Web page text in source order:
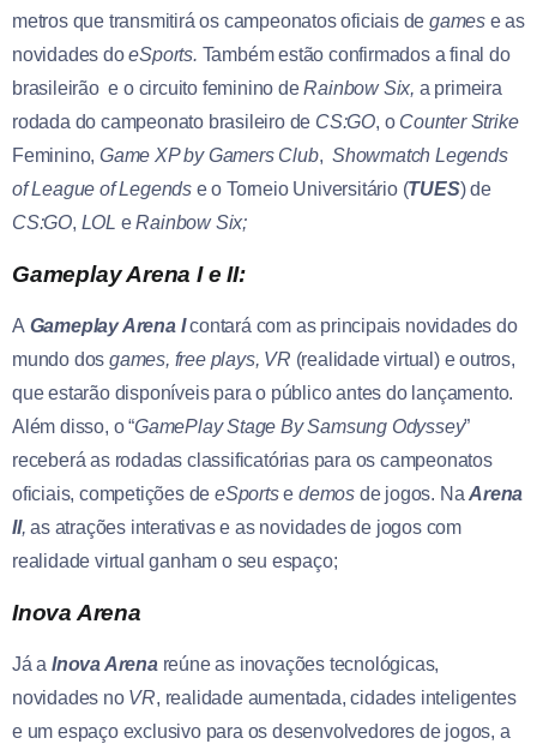
metros que transmitirá os campeonatos oficiais de games e as
novidades doeSports. Também estão confirmados a final do
brasileirão e o circuito feminino deRainbow Six, a primeira
rodada do campeonato brasileiro de CS:GO, o Counter Strike
Feminino,Game XP by Gamers Club,Showmatch Legends
of League of Legends e o Torneio Universitário (TUES) de
CS:GO, LOL eRainbow Six;
Gameplay Arena I e II:
A Gameplay Arena Icontará com as principais novidades do
mundo dosgames, free plays, VR (realidade virtual) e outros,
que estarão disponíveis para o público antes do lançamento.
Além disso, o “GamePlay Stage By Samsung Odyssey”
receberá as rodadas classificatórias para os campeonatos
oficiais, competições deeSportsedemos de jogos. NaArena
II,as atrações interativas e as novidades de jogos com
realidade virtual ganham o seu espaço;
Inova Arena
Já a Inova Arena reúne as inovações tecnológicas,
novidades no VR, realidade aumentada, cidades inteligentes
e um espaço exclusivo para os desenvolvedores de jogos, a